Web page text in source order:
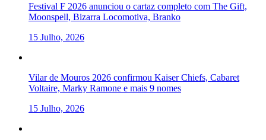
Festival F 2026 anunciou o cartaz completo com The Gift,
Moonspell, Bizarra Locomotiva, Branko
15 Julho, 2026
Vilar de Mouros 2026 confirmou Kaiser Chiefs, Cabaret
Voltaire, Marky Ramone e mais 9 nomes
15 Julho, 2026